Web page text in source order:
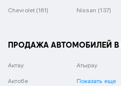
Chevrolet (161) Nissan (137)
ПРОДАЖА АВТОМОБИЛЕЙ В
Актау
Актобе
Атырау
Показать еще